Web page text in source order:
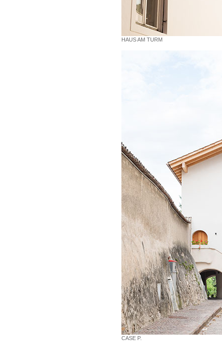
HAUS AM TURM
CASE P.